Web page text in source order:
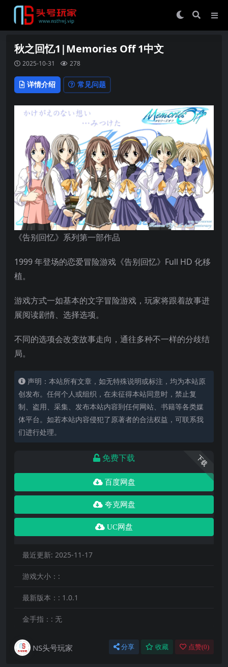
秋之回忆1|Memories Off 1中文
2025-10-31 278
详情介绍 常见问题
《告别回忆》系列第一部作品
1999 年登场的恋爱冒险游戏《告别回忆》Full HD 化移
植。
游戏方式一如基本的文字冒险游戏，玩家将跟着故事进
展阅读剧情、选择选项。
不同的选项会改变故事走向，通往多种不一样的分歧结
局。
声明：本站所有文章，如无特殊说明或标注，均为本站原
创发布。任何个人或组织，在未征得本站同意时，禁止复
制、盗用、采集、发布本站内容到任何网站、书籍等各类媒
体平台。如若本站内容侵犯了原著者的合法权益，可联系我
们进行处理。
下载
免费下载
百度网盘
夸克网盘
UC网盘
最近更新: 2025-11-17
游戏大小：:
最新版本：: 1.0.1
金手指：: 无
NS头号玩家 分享 收藏 点赞(0)